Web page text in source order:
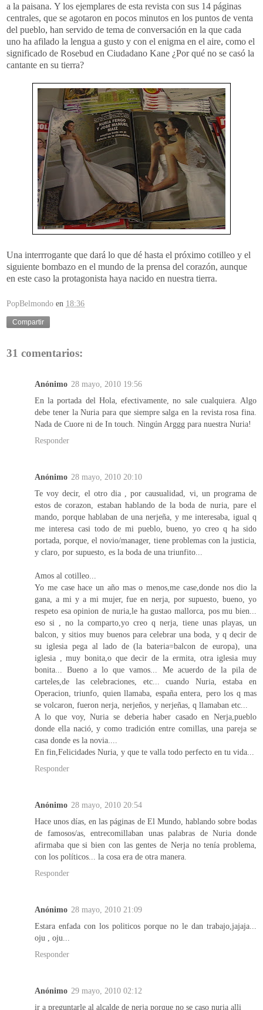
a la paisana. Y los ejemplares de esta revista con sus 14 páginas
centrales, que se agotaron en pocos minutos en los puntos de venta
del pueblo, han servido de tema de conversación en la que cada
uno ha afilado la lengua a gusto y con el enigma en el aire, como el
significado de Rosebud en Ciudadano Kane ¿Por qué no se casó la
cantante en su tierra?
Una interrrogante que dará lo que dé hasta el próximo cotilleo y el
siguiente bombazo en el mundo de la prensa del corazón, aunque
en este caso la protagonista haya nacido en nuestra tierra.
PopBelmondo en 18:36
Compartir
31 comentarios:
Anónimo 28 mayo, 2010 19:56
En la portada del Hola, efectivamente, no sale cualquiera. Algo
debe tener la Nuria para que siempre salga en la revista rosa fina.
Nada de Cuore ni de In touch. Ningún Arggg para nuestra Nuria!
Responder
Anónimo 28 mayo, 2010 20:10
Te voy decir, el otro dia , por causualidad, vi, un programa de
estos de corazon, estaban hablando de la boda de nuria, pare el
mando, porque hablaban de una nerjeña, y me interesaba, igual q
me interesa casi todo de mi pueblo, bueno, yo creo q ha sido
portada, porque, el novio/manager, tiene problemas con la justicia,
y claro, por supuesto, es la boda de una triunfito...
Amos al cotilleo...
Yo me case hace un año mas o menos,me case,donde nos dio la
gana, a mi y a mi mujer, fue en nerja, por supuesto, bueno, yo
respeto esa opinion de nuria,le ha gustao mallorca, pos mu bien...
eso si , no la comparto,yo creo q nerja, tiene unas playas, un
balcon, y sitios muy buenos para celebrar una boda, y q decir de
su iglesia pega al lado de (la bateria=balcon de europa), una
iglesia , muy bonita,o que decir de la ermita, otra iglesia muy
bonita... Bueno a lo que vamos... Me acuerdo de la pila de
carteles,de las celebraciones, etc... cuando Nuria, estaba en
Operacion, triunfo, quien llamaba, españa entera, pero los q mas
se volcaron, fueron nerja, nerjeños, y nerjeñas, q llamaban etc...
A lo que voy, Nuria se deberia haber casado en Nerja,pueblo
donde ella nació, y como tradición entre comillas, una pareja se
casa donde es la novia....
En fin,Felicidades Nuria, y que te valla todo perfecto en tu vida...
Responder
Anónimo 28 mayo, 2010 20:54
Hace unos días, en las páginas de El Mundo, hablando sobre bodas
de famosos/as, entrecomillaban unas palabras de Nuria donde
afirmaba que si bien con las gentes de Nerja no tenía problema,
con los políticos... la cosa era de otra manera.
Responder
Anónimo 28 mayo, 2010 21:09
Estara enfada con los politicos porque no le dan trabajo,jajaja...
oju , oju...
Responder
Anónimo 29 mayo, 2010 02:12
ir a preguntarle al alcalde de nerja porque no se caso nuria alli